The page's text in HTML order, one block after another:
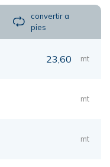
convertir a
pies
23,60 mt
mt
mt